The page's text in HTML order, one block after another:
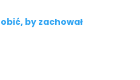
by zachował